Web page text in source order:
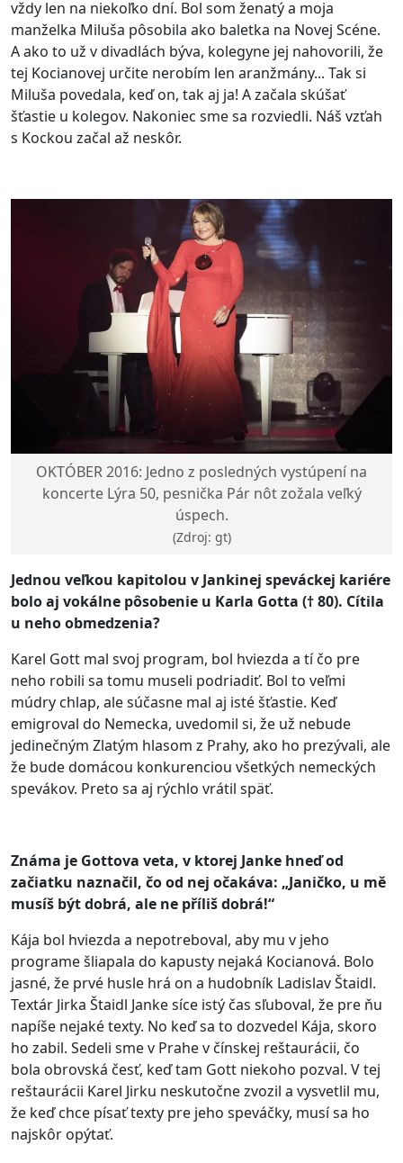
vždy len na niekoľko dní. Bol som ženatý a moja
manželka Miluša pôsobila ako baletka na Novej Scéne.
A ako to už v divadlách býva, kolegyne jej nahovorili, že
tej Kocianovej určite nerobím len aranžmány... Tak si
Miluša povedala, keď on, tak aj ja! A začala skúšať
šťastie u kolegov. Nakoniec sme sa rozviedli. Náš vzťah
s Kockou začal až neskôr.
OKTÓBER 2016: Jedno z posledných vystúpení na
koncerte Lýra 50, pesnička Pár nôt zožala veľký
úspech.
(Zdroj: gt)
Jednou veľkou kapitolou v Jankinej speváckej kariére
bolo aj vokálne pôsobenie u Karla Gotta († 80). Cítila
u neho obmedzenia?
Karel Gott mal svoj program, bol hviezda a tí čo pre
neho robili sa tomu museli podriadiť. Bol to veľmi
múdry chlap, ale súčasne mal aj isté šťastie. Keď
emigroval do Nemecka, uvedomil si, že už nebude
jedinečným Zlatým hlasom z Prahy, ako ho prezývali, ale
že bude domácou konkurenciou všetkých nemeckých
spevákov. Preto sa aj rýchlo vrátil späť.
Známa je Gottova veta, v ktorej Janke hneď od
začiatku naznačil, čo od nej očakáva: „Janičko, u mě
musíš být dobrá, ale ne příliš dobrá!“
Kája bol hviezda a nepotreboval, aby mu v jeho
programe šliapala do kapusty nejaká Kocianová. Bolo
jasné, že prvé husle hrá on a hudobník Ladislav Štaidl.
Textár Jirka Štaidl Janke síce istý čas sľuboval, že pre ňu
napíše nejaké texty. No keď sa to dozvedel Kája, skoro
ho zabil. Sedeli sme v Prahe v čínskej reštaurácii, čo
bola obrovská česť, keď tam Gott niekoho pozval. V tej
reštaurácii Karel Jirku neskutočne zvozil a vysvetlil mu,
že keď chce písať texty pre jeho speváčky, musí sa ho
najskôr opýtať.